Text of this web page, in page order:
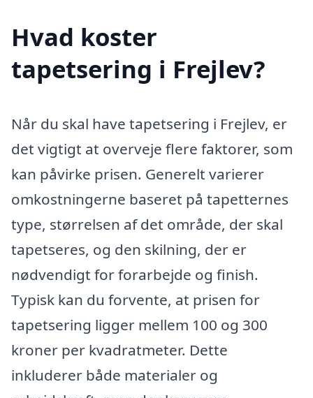
Hvad koster
tapetsering i Frejlev?
Når du skal have tapetsering i Frejlev, er
det vigtigt at overveje flere faktorer, som
kan påvirke prisen. Generelt varierer
omkostningerne baseret på tapetternes
type, størrelsen af det område, der skal
tapetseres, og den skilning, der er
nødvendigt for forarbejde og finish.
Typisk kan du forvente, at prisen for
tapetsering ligger mellem 100 og 300
kroner per kvadratmeter. Dette
inkluderer både materialer og